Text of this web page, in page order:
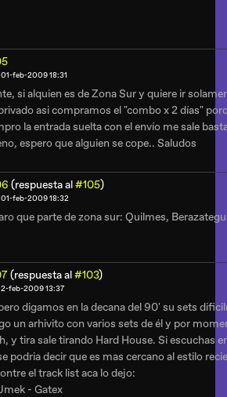
feb-2009 18:31
si alquien es de Zona Sur y quiere ir
asi compramos el "combo x 2 días"
la entrada suelta con el envío me sale
espero que alguien se cope.. Saludos
(respuesta al#105)
feb-2009 18:32
que parte de zona sur: Quilmes,
(respuesta al#103)
feb-2009 13:37
digamos en la decana del 90' su sets
un arhivito con varios sets de él y por
y tira sale tirando Hard House. Si escuchas
podria decir que es mas cercano al estilo
el track list aca lo dejo:
- Gatex